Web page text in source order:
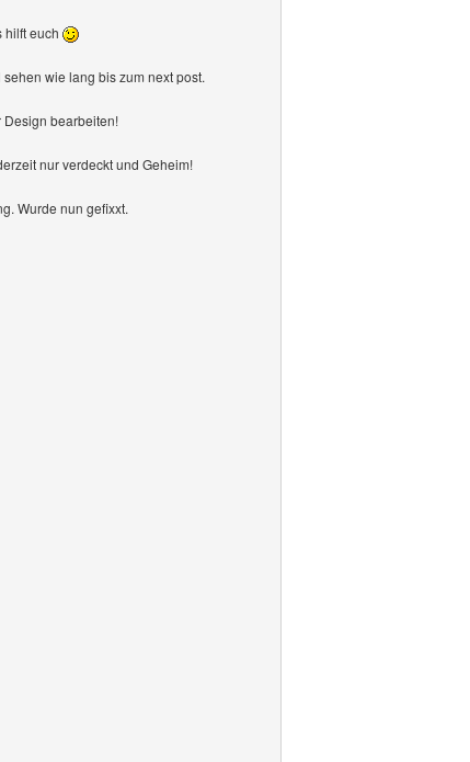
hilft euch
wie lang bis zum next post.
Design bearbeiten!
nur verdeckt und Geheim!
Wurde nun gefixxt.